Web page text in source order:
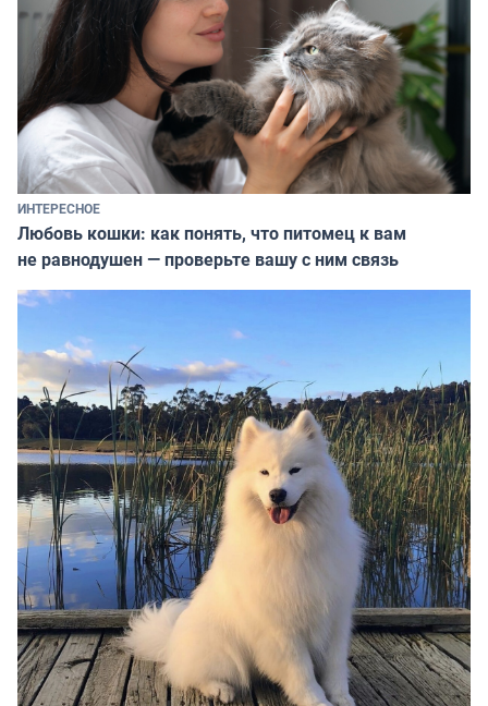
ИНТЕРЕСНОЕ
Любовь кошки: как понять, что питомец к вам
не равнодушен — проверьте вашу с ним связь